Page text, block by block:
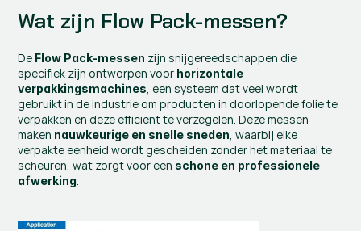
Wat zijn Flow Pack-messen?
De Flow Pack-messen zijn snijgereedschappen die
specifiek zijn ontworpen voor horizontale
verpakkingsmachines, een systeem dat veel wordt
gebruikt in de industrie om producten in doorlopende folie te
verpakken en deze efficiënt te verzegelen. Deze messen
maken nauwkeurige en snelle sneden, waarbij elke
verpakte eenheid wordt gescheiden zonder het materiaal te
scheuren, wat zorgt voor een schone en professionele
afwerking.